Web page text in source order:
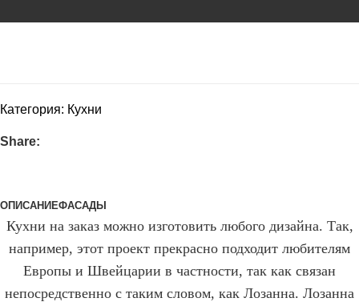
Категория: Кухни
Share:
ОПИСАНИЕФАСАДЫ
Кухни на заказ можно изготовить любого дизайна. Так,
например, этот проект прекрасно подходит любителям
Европы и Швейцарии в частности, так как связан
непосредственно с таким словом, как Лозанна. Лозанна